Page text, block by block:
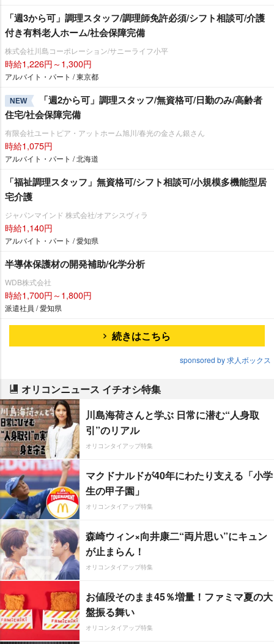
「週3から可」調理スタッフ/調理師免許必須/シフト相談可/介護
付き有料老人ホーム/社会保障完備
株式会社川島コーポレーション/サニーライフ小平
時給1,226円～1,300円
アルバイト・パート / 東京都
NEW
「週2から可」調理スタッフ/無資格可/日勤のみ/高齢者
住宅/社会保障完備
有限会社ユートピア・アットホーム旭川/春光の金さん銀さん
時給1,075円
アルバイト・パート / 北海道
「福祉調理スタッフ」無資格可/シフト相談可/小規模多機能型居
宅介護
ジャパンマインド 株式会社/オアシスヴィラ
時給1,140円
アルバイト・パート / 愛知県
半導体保護材の開発補助/化学分析
WDB株式会社
時給1,700円～1,800円
派遣社員 / 愛知県
続きはこちら
sponsored by 求人ボックス
オリコンニュース イチオシ特集
川島海荷さんと学ぶ 日常に潜む“人身取
引”のリアル
オリコンタイアップ特集
マクドナルドが40年にわたり支える「小学
生の甲子園」
オリコンタイアップ特集
森崎ウィン×向井康二“両片思い”にキュン
が止まらん！
オリコンタイアップ特集
お値段そのまま45％増量！ファミマ夏の大
盤振る舞い
オリコンタイアップ特集